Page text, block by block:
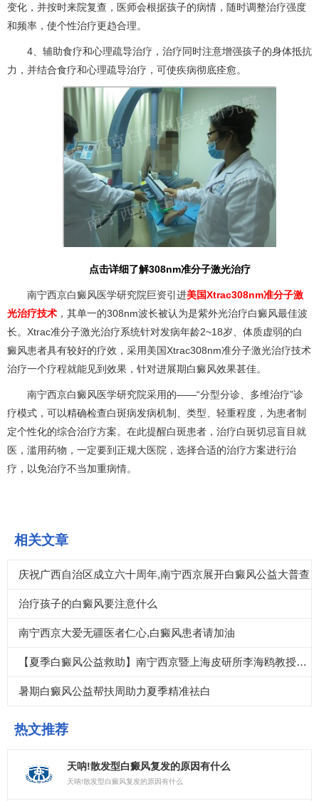
变化，并按时来院复查，医师会根据孩子的病情，随时调整治疗强度
和频率，使个性治疗更趋合理。
4、辅助食疗和心理疏导治疗，治疗同时注意增强孩子的身体抵抗
力，并结合食疗和心理疏导治疗，可使疾病彻底痊愈。
点击详细了解308nm准分子激光治疗
南宁西京白癜风医学研究院巨资引进美国Xtrac308nm准分子激
光治疗技术 ，其单一的308nm波长被认为是紫外光治疗白癜风最佳波
长。Xtrac准分子激光治疗系统针对发病年龄2~18岁、体质虚弱的白
癜风患者具有较好的疗效，采用美国Xtrac308nm准分子激光治疗技术
治疗一个疗程就能见到效果，针对进展期白癜风效果甚佳。
南宁西京白癜风医学研究院采用的——“分型分诊、多维治疗”诊
疗模式，可以精确检查白斑病发病机制、类型、轻重程度，为患者制
定个性化的综合治疗方案。在此提醒白斑患者，治疗白斑切忌盲目就
医，滥用药物，一定要到正规大医院，选择合适的治疗方案进行治
疗，以免治疗不当加重病情。
相关文章
庆祝广西自治区成立六十周年,南宁西京展开白癜风公益大普查
治疗孩子的白癜风要注意什么
南宁西京大爱无疆医者仁心,白癜风患者请加油
【夏季白癜风公益救助】南宁西京暨上海皮研所李海鸥教授联合会诊
暑期白癜风公益帮扶周助力夏季精准祛白
热文推荐
天呐!散发型白癜风复发的原因有什么
天呐!散发型白癜风复发的原因有什么